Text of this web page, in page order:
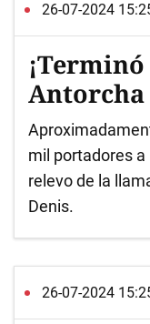
26-07-2024
mil portadores a
relevo de la
Denis.
26-07-2024